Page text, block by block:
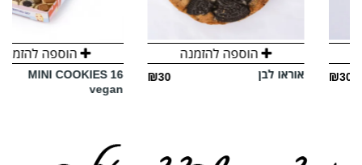
הוספה להזמנה
אוראו לבן
הוספה להזמנה
MINI COOKIES 16
₪182